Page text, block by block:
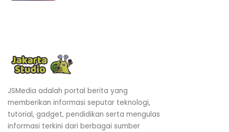
JSMedia adalah portal berita yang
memberikan informasi seputar teknologi,
tutorial, gadget, pendidikan serta mengulas
informasi terkini dari berbagai sumber